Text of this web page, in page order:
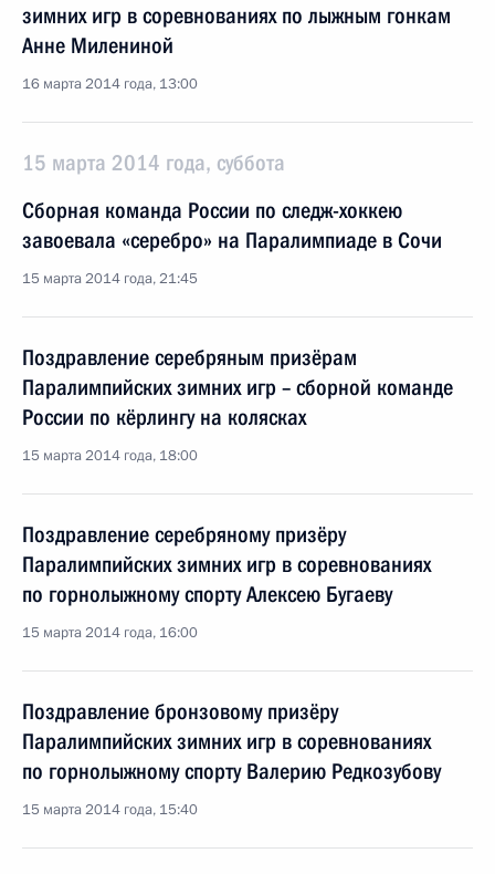
зимних игр в соревнованиях по лыжным гонкам
Анне Милениной
16 марта 2014 года, 13:00
15 марта 2014 года, суббота
Сборная команда России по следж-хоккею
завоевала «серебро» на Паралимпиаде в Сочи
15 марта 2014 года, 21:45
Поздравление серебряным призёрам
Паралимпийских зимних игр – сборной команде
России по кёрлингу на колясках
15 марта 2014 года, 18:00
Поздравление серебряному призёру
Паралимпийских зимних игр в соревнованиях
по горнолыжному спорту Алексею Бугаеву
15 марта 2014 года, 16:00
Поздравление бронзовому призёру
Паралимпийских зимних игр в соревнованиях
по горнолыжному спорту Валерию Редкозубову
15 марта 2014 года, 15:40